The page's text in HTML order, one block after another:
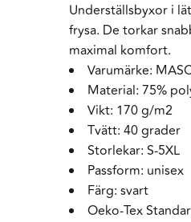
Underställsbyxor i
frysa. De torkar
maximal komfort.
Varumärke:
Material: 75%
Vikt: 170 g/m2
Tvätt: 40 grader
Storlekar: S-5XL
Passform: unisex
Färg: svart
Oeko-Tex